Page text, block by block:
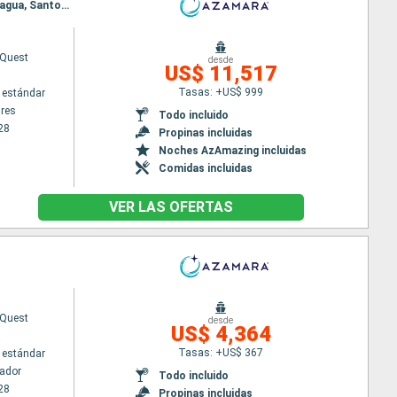
Itinerario : Buenos Aires, Montevideo, Rio Grande do Sul, Porto Belo, Sao Francisco do sul, Paranagua, Santos, Ilhabella, Parati, Rio de Janeiro, Salvador de Bahia, Natal, Belem, Isla Real, Scarborough, Bridgetown, Grenada, Castries, Saint-Pierre (Martinique), Roseau, Philipsburg, Road Town, Miami
desde
US$ 11,517
Tasas: +US$ 999
Todo incluido
Propinas incluidas
Noches AzAmazing incluidas
Comidas incluidas
VER LAS OFERTAS
desde
US$ 4,364
Tasas: +US$ 367
Todo incluido
Propinas incluidas